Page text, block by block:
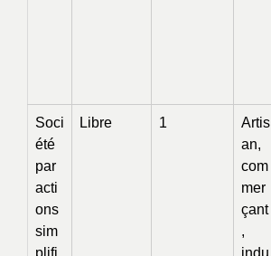
Soci
été
par
acti
ons
sim
Libre 1
Artis
an,
com
mer
çant
,